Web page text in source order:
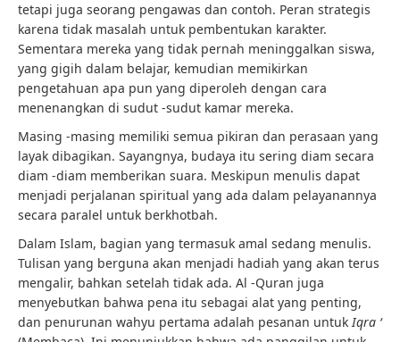
tetapi juga seorang pengawas dan contoh. Peran strategis
karena tidak masalah untuk pembentukan karakter.
Sementara mereka yang tidak pernah meninggalkan siswa,
yang gigih dalam belajar, kemudian memikirkan
pengetahuan apa pun yang diperoleh dengan cara
menenangkan di sudut -sudut kamar mereka.
Masing -masing memiliki semua pikiran dan perasaan yang
layak dibagikan. Sayangnya, budaya itu sering diam secara
diam -diam memberikan suara. Meskipun menulis dapat
menjadi perjalanan spiritual yang ada dalam pelayanannya
secara paralel untuk berkhotbah.
Dalam Islam, bagian yang termasuk amal sedang menulis.
Tulisan yang berguna akan menjadi hadiah yang akan terus
mengalir, bahkan setelah tidak ada. Al -Quran juga
menyebutkan bahwa pena itu sebagai alat yang penting,
dan penurunan wahyu pertama adalah pesanan untukIqra ‘